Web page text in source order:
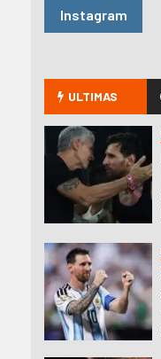
Instagram
ULTIMAS